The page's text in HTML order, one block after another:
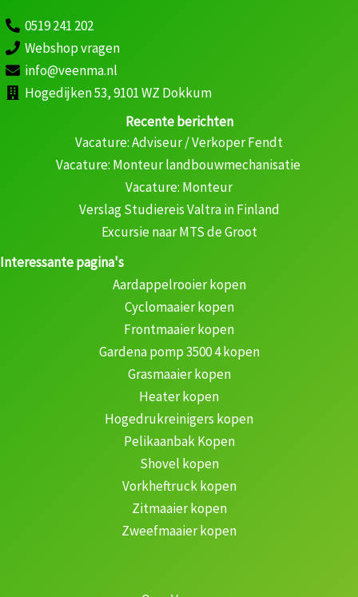
0519 241 202
Webshop vragen
info@veenma.nl
Hogedijken 53, 9101 WZ Dokkum
Recente berichten
Vacature: Adviseur / Verkoper Fendt
Vacature: Monteur landbouwmechanisatie
Vacature: Monteur
Verslag Studiereis Valtra in Finland
Excursie naar MTS de Groot
Interessante pagina's
Aardappelrooier kopen
Cyclomaaier kopen
Frontmaaier kopen
Gardena pomp 3500 4 kopen
Grasmaaier kopen
Heater kopen
Hogedrukreinigers kopen
Pelikaanbak Kopen
Shovel kopen
Vorkheftruck kopen
Zitmaaier kopen
Zweefmaaier kopen